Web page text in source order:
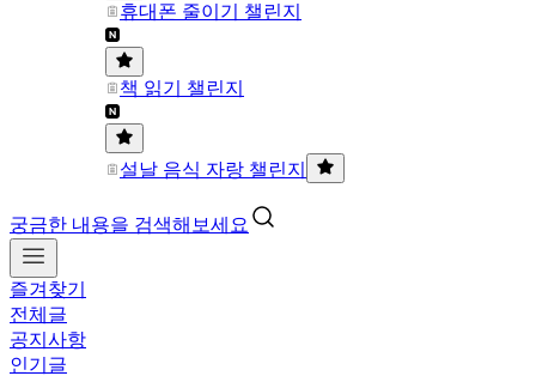
휴대폰 줄이기 챌린지
책 읽기 챌린지
설날 음식 자랑 챌린지
궁금한 내용을 검색해보세요
즐겨찾기
전체글
공지사항
인기글